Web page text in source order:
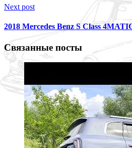
Next post
2018 Mercedes Benz S Class
Связанные посты